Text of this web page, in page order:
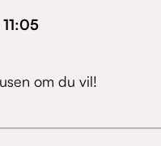
11:05
om du vil!